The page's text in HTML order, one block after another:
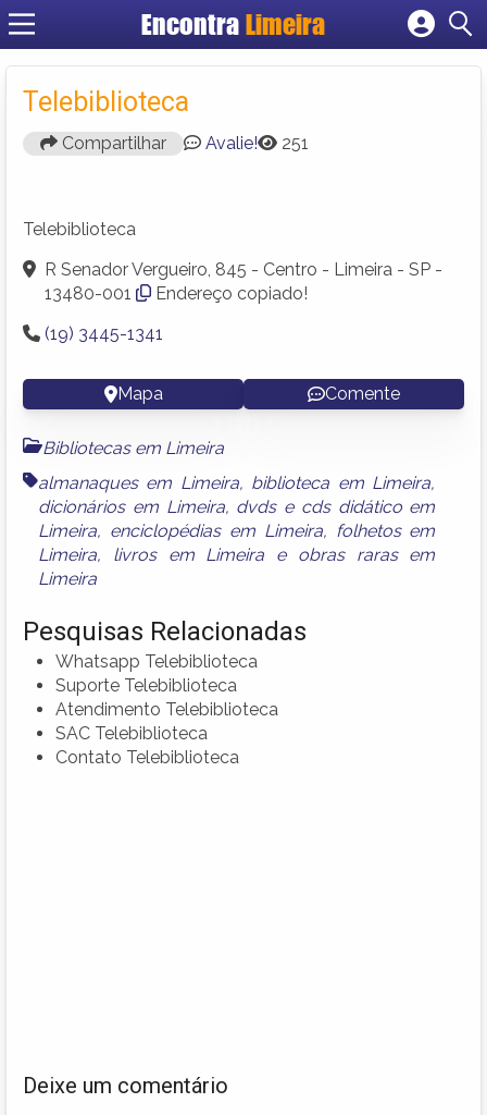
Encontra Limeira
Cadastrar empresa
Telebiblioteca
Compartilhar Avalie! 251
Telebiblioteca
R Senador Vergueiro, 845 - Centro - Limeira - SP -
13480-001
Endereço copiado!
(19) 3445-1341
Mapa Comente
Bibliotecas em Limeira
almanaques em Limeira, biblioteca em Limeira,
dicionários em Limeira, dvds e cds didático em
Limeira, enciclopédias em Limeira, folhetos em
Limeira, livros em Limeira e obras raras em
Limeira
Pesquisas Relacionadas
Whatsapp Telebiblioteca
Suporte Telebiblioteca
Atendimento Telebiblioteca
SAC Telebiblioteca
Contato Telebiblioteca
Deixe um comentário